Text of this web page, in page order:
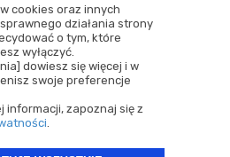
cookies oraz innych
działania strony
o tym, które
wyłączyć.
dowiesz się więcej i w
swoje preferencje
informacji, zapoznaj się z
.
1